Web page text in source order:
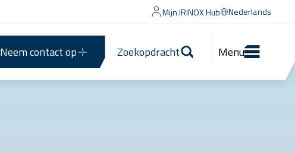
Mijn IRINOX Hub Nederlands
Neem contact op Zoekopdracht Menu